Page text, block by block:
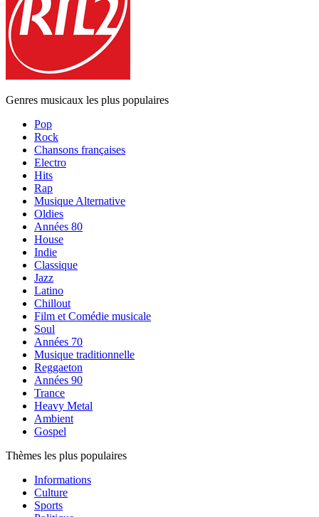
Genres musicaux les plus populaires
Pop
Rock
Chansons françaises
Electro
Hits
Rap
Musique Alternative
Oldies
Années 80
House
Indie
Classique
Jazz
Latino
Chillout
Film et Comédie musicale
Soul
Années 70
Musique traditionnelle
Reggaeton
Années 90
Trance
Heavy Metal
Ambient
Gospel
Thèmes les plus populaires
Informations
Culture
Sports